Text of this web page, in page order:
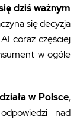
dziś ważnym
się decyzja
coraz częściej
w ogóle
w Polsce,
nad